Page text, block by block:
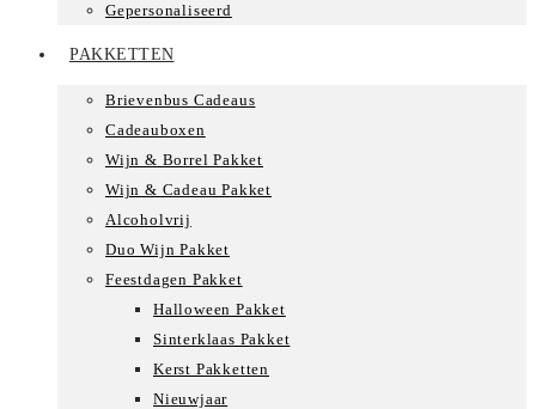
Gepersonaliseerd
PAKKETTEN
Brievenbus Cadeaus
Cadeauboxen
Wijn & Borrel Pakket
Wijn & Cadeau Pakket
Alcoholvrij
Duo Wijn Pakket
Feestdagen Pakket
Halloween Pakket
Sinterklaas Pakket
Kerst Pakketten
Nieuwjaar